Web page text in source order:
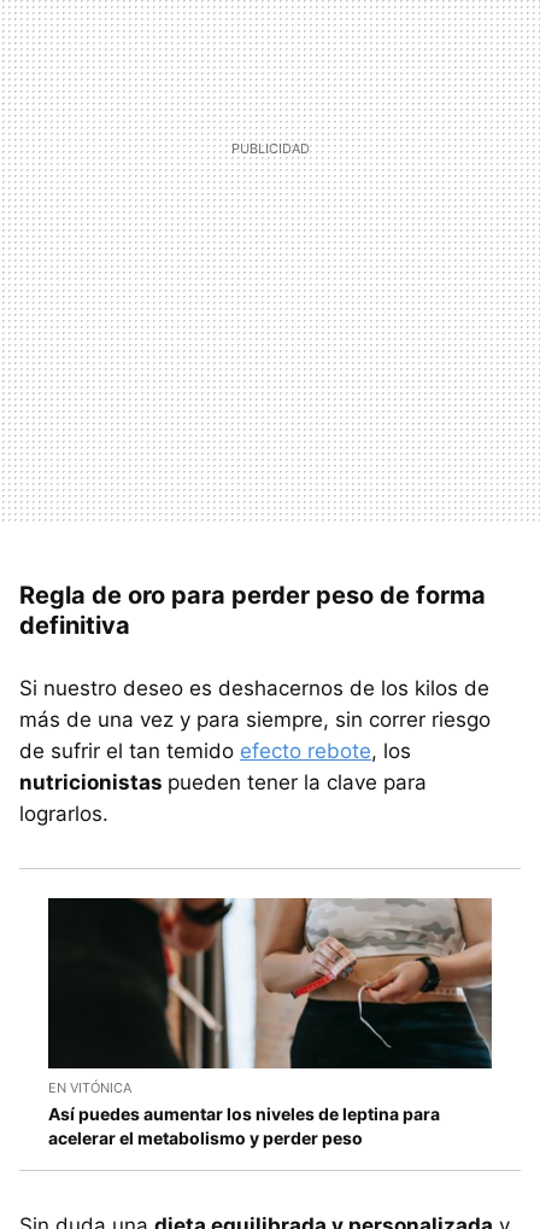
Regla de oro para perder peso de forma
definitiva
Si nuestro deseo es deshacernos de los kilos de
más de una vez y para siempre, sin correr riesgo
de sufrir el tan temido efecto rebote, los
nutricionistas pueden tener la clave para
lograrlos.
EN VITÓNICA
Así puedes aumentar los niveles de leptina para
acelerar el metabolismo y perder peso